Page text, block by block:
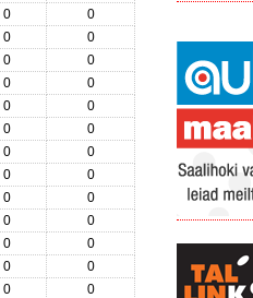
0
0
0
0
0
0
0
0
0
0
0
0
0
0
0
0
0
0
0
0
0
0
0
0
0
0